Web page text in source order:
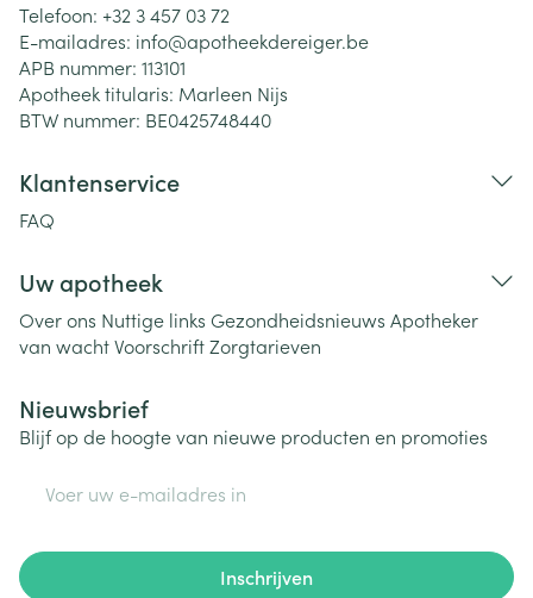
Telefoon: +32 3 457 03 72
E-mailadres: info@apotheekdereiger.be
APB nummer: 113101
Apotheek titularis: Marleen Nijs
BTW nummer: BE0425748440
Klantenservice
FAQ
Uw apotheek
Over ons Nuttige links Gezondheidsnieuws Apotheker
van wachtVoorschriftZorgtarieven
Nieuwsbrief
Blijf op de hoogte van nieuwe producten en promoties
Inschrijven